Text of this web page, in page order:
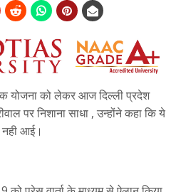
योजना को लेकर आज दिल्ली प्रदेश
पर निशाना साधा , उन्होंने कहा कि ये
आई।